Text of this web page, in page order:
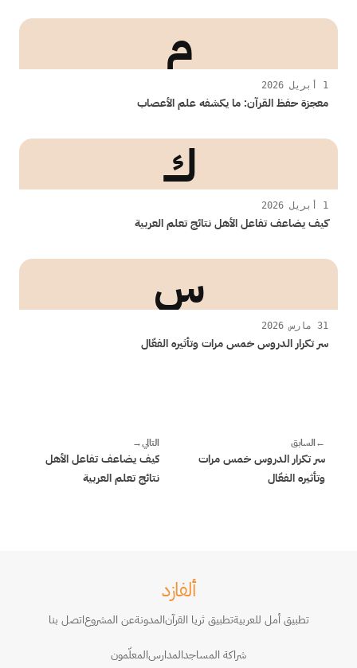
م
1 أبريل 2026
معجزة حفظ القرآن: ما يكشفه علم الأعصاب
ك
1 أبريل 2026
كيف يضاعف تفاعل الأهل نتائج تعلم العربية
س
31 مارس 2026
سر تكرار الدروس خمس مرات وتأثيره الفعّال
←السابق
سر تكرار الدروس خمس مرات
وتأثيره الفعّال
التالي→
كيف يضاعف تفاعل الأهل
نتائج تعلم العربية
ألفازد
تطبيق أمل للعربيةتطبيق ثريا القرآنالمدونةعن المشروعاتصل بنا
شراكة المساجدالمدارسالمعلّمون